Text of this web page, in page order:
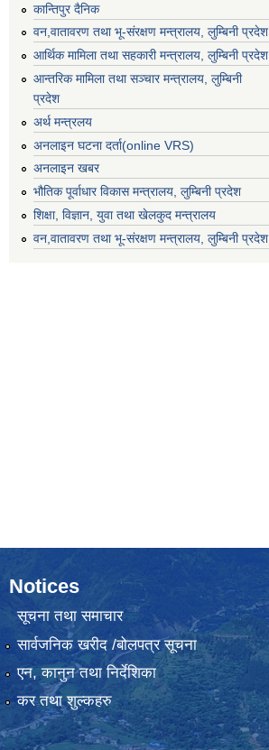
कान्तिपुर दैनिक
वन,वातावरण तथा भू-संरक्षण मन्त्रालय, लुम्बिनी प्रदेश
आर्थिक मामिला तथा सहकारी मन्त्रालय, लुम्बिनी प्रदेश
आन्तरिक मामिला तथा सञ्चार मन्त्रालय, लुम्बिनी
प्रदेश
अर्थ मन्त्रलय
अनलाइन घटना दर्ता(online VRS)
अनलाइन खबर
भौतिक पूर्वाधार विकास मन्त्रालय, लुम्बिनी प्रदेश
शिक्षा, विज्ञान, युवा तथा खेलकुद मन्‍‍त्रालय
वन,वातावरण तथा भू-संरक्षण मन्त्रालय, लुम्बिनी प्रदेश
Notices
सूचना तथा समाचार
सार्वजनिक खरीद /बोलपत्र सूचना
एन, कानुन तथा निर्देशिका
कर तथा शुल्कहरु